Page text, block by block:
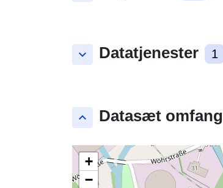
keyboard_arrow_down Datatjenester 1
keyboard_arrow_up Datasæt omfang
+
−